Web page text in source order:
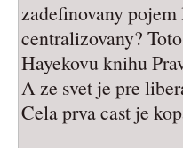
zadefinovany
centralizovany?
Hayekovu knihu
A ze svet je pre
Cela prva cast je